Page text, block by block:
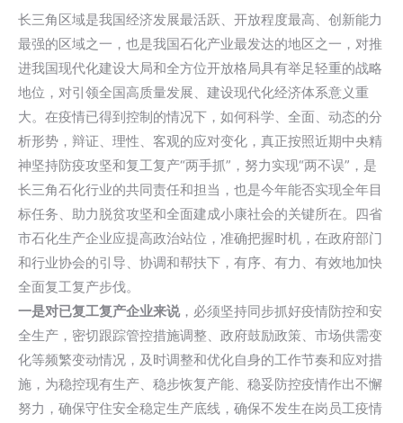
长三角区域是我国经济发展最活跃、开放程度最高、创新能力
最强的区域之一，也是我国石化产业最发达的地区之一，对推
进我国现代化建设大局和全方位开放格局具有举足轻重的战略
地位，对引领全国高质量发展、建设现代化经济体系意义重
大。在疫情已得到控制的情况下，如何科学、全面、动态的分
析形势，辩证、理性、客观的应对变化，真正按照近期中央精
神坚持防疫攻坚和复工复产“两手抓”，努力实现“两不误”，是
长三角石化行业的共同责任和担当，也是今年能否实现全年目
标任务、助力脱贫攻坚和全面建成小康社会的关键所在。四省
市石化生产企业应提高政治站位，准确把握时机，在政府部门
和行业协会的引导、协调和帮扶下，有序、有力、有效地加快
全面复工复产步伐。
一是对已复工复产企业来说，必须坚持同步抓好疫情防控和安
全生产，密切跟踪管控措施调整、政府鼓励政策、市场供需变
化等频繁变动情况，及时调整和优化自身的工作节奏和应对措
施，为稳控现有生产、稳步恢复产能、稳妥防控疫情作出不懈
努力，确保守住安全稳定生产底线，确保不发生在岗员工疫情